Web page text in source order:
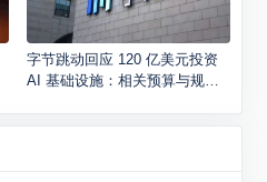
字节跳动回应 120 亿美元投资
AI 基础设施：相关预算与规划